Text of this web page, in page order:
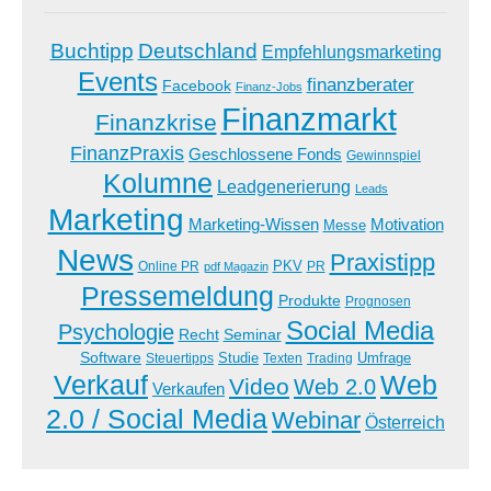
Buchtipp Deutschland Empfehlungsmarketing
Events Facebook Finanz-Jobs finanzberater
Finanzkrise Finanzmarkt
FinanzPraxis Geschlossene Fonds Gewinnspiel
Kolumne Leadgenerierung Leads
Marketing Marketing-Wissen Messe Motivation
News Online PR pdf Magazin PKV PR Praxistipp
Pressemeldung Produkte Prognosen
Psychologie Recht Seminar Social Media
Software Steuertipps Studie Texten Trading Umfrage
Verkauf Verkaufen Video Web 2.0Web
2.0 / Social MediaWebinar Österreich